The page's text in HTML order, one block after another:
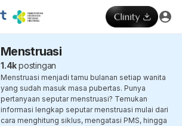
Menstruasi
1.4kpostingan
Menstruasi menjadi tamu bulanan setiap wanita
yang sudah masuk masa pubertas. Punya
pertanyaan seputar menstruasi? Temukan
informasi lengkap seputar menstruasi mulai dari
cara menghitung siklus, mengatasi PMS, hingga